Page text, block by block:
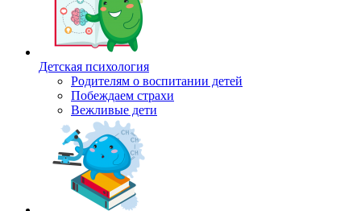
Детская психология
Родителям о воспитании детей
Побеждаем страхи
Вежливые дети